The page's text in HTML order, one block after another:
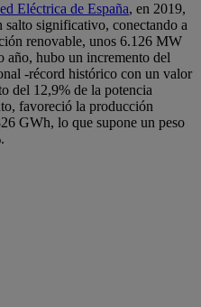
Eléctrica de España, en 2019,
significativo, conectando a
renovable, unos 6.126 MW
año, hubo un incremento del
-récord histórico con un valor
del 12,9% de la potencia
favoreció la producción
GWh, lo que supone un peso